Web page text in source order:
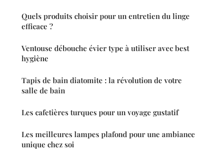
Quels produits choisir pour un entretien du linge
efficace ?
Ventouse débouche évier type à utiliser avec best
hygiène
Tapis de bain diatomite : la révolution de votre
salle de bain
Les cafetières turques pour un voyage gustatif
Les meilleures lampes plafond pour une ambiance
unique chez soi